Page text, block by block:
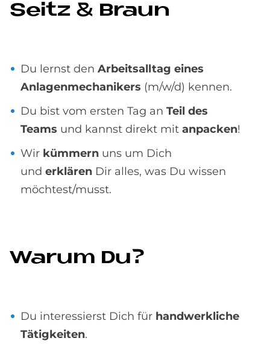
Seitz & Braun
Du lernst den Arbeitsalltag eines
Anlagenmechanikers (m/w/d) kennen.
Du bist vom ersten Tag an Teil des
Teams und kannst direkt mit anpacken!
Wir kümmern uns um Dich
und erklären Dir alles, was Du wissen
möchtest/musst.
Wa­rum Du?
Du interessierst Dich für handwerkliche
Tätigkeiten.